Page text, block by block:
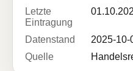
Letzte
Eintragung
Datenstand
2025-10-
Quelle